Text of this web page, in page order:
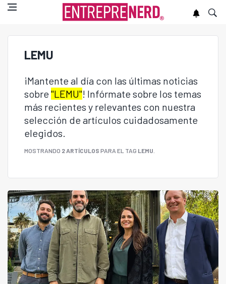
LEMU
¡Mantente al día con las últimas noticias
sobre "LEMU"! Infórmate sobre los temas
más recientes y relevantes con nuestra
selección de artículos cuidadosamente
elegidos.
MOSTRANDO 2 ARTÍCULOS PARA EL TAG LEMU